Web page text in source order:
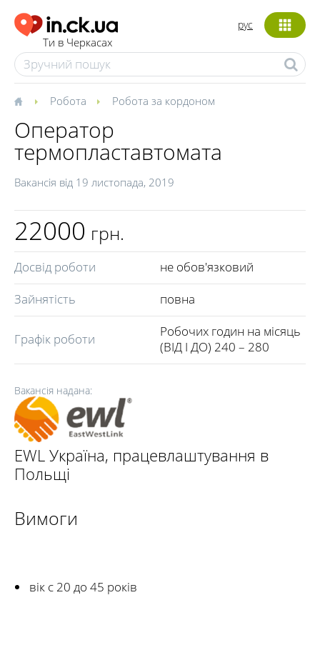
Ти в Черкасах
рус
Робота Робота за кордоном
Оператор
термопластавтомата
Вакансія від 19 листопада, 2019
22000 грн.
Досвід роботи
не обов'язковий
Зайнятість
повна
Графік роботи
Робочих годин на місяць
(ВІД І ДО) 240 – 280
Вакансія надана:
EWL Україна, працевлаштування в
Польщі
Вимоги
вік c 20 до 45 років